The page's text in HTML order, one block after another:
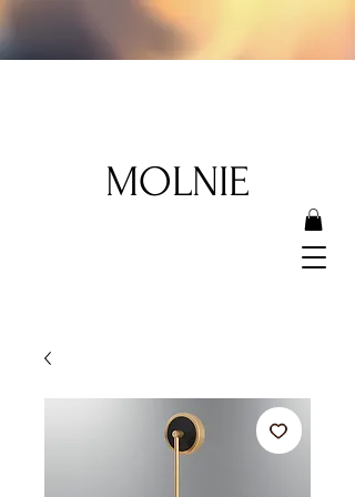
MOLNIE